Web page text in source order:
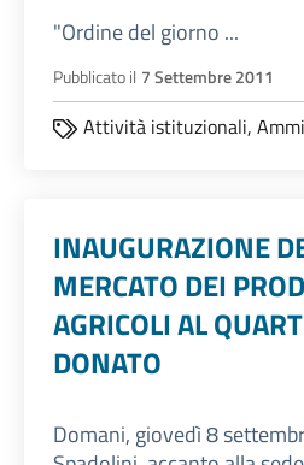
"Ordine del giorno ...
Pubblicato il 7 Settembre 2011
Attività istituzionali,
INAUGURAZIONE
MERCATO DEI
AGRICOLI AL
DONATO
Domani, giovedì 8